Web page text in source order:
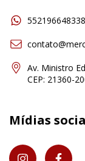
Av. Ministro
CEP: 21360-
Mídias